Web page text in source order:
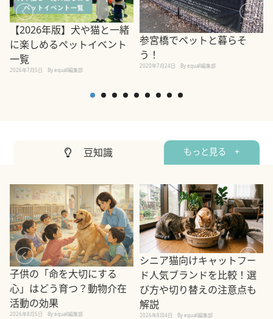
【2026年版】犬や猫と一緒
に楽しめるペットイベント
一覧
2026年7月5日 By equall編集部
参宮橋でペットと暮らそ
う！
2020年7月24日 By equall編集部
豆知識 もっと見る +
子供の「命を大切にする
心」はどう育つ？動物介在
活動の効果
2026年8月5日 By equall編集部
シニア猫向けキャットフー
ド人気ブランドを比較！選
び方や切り替えの注意点も
解説
2026年8月4日 By equall編集部